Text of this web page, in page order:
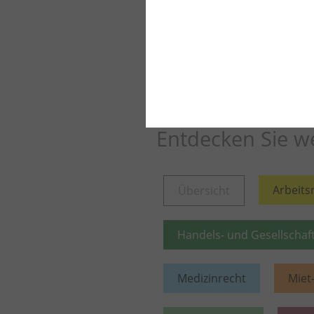
Entdecken Sie
Handels- und
Medizinrecht